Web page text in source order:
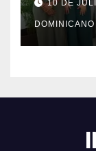
más
10 DE
DOMINICANO